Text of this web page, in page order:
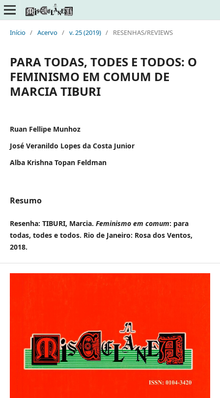
Início / Acervo / v. 25 (2019) / RESENHAS/REVIEWS
PARA TODAS, TODES E TODOS: O
FEMINISMO EM COMUM DE
MARCIA TIBURI
Ruan Fellipe Munhoz
José Veranildo Lopes da Costa Junior
Alba Krishna Topan Feldman
Resumo
Resenha: TIBURI, Marcia. Feminismo em comum: para
todas, todes e todos. Rio de Janeiro: Rosa dos Ventos,
2018.